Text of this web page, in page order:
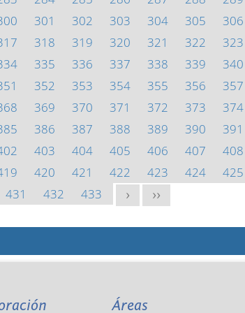
301 302 303 304 305 306
318 319 320 321 322 323
335 336 337 338 339 340
352 353 354 355 356 357
369 370 371 372 373 374
386 387 388 389 390 391
403 404 405 406 407 408
420 421 422 423 424 425
431
432 433 > >>
Áreas